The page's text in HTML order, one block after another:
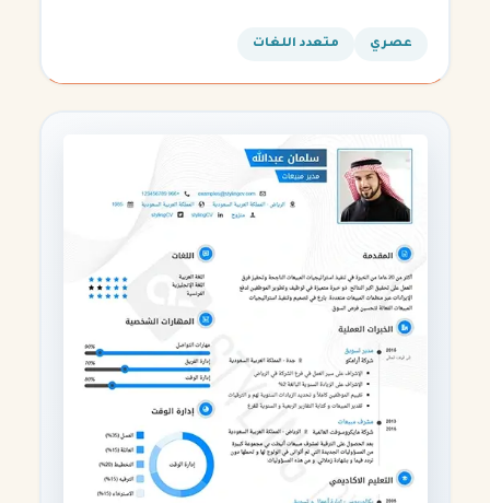
عصري متعدد اللغات